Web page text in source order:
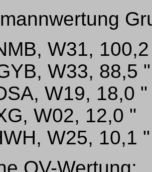
W31,
W33, 88,5 "
W19, 18,0 "
W02, 12,0 "
W25, 10,1 "